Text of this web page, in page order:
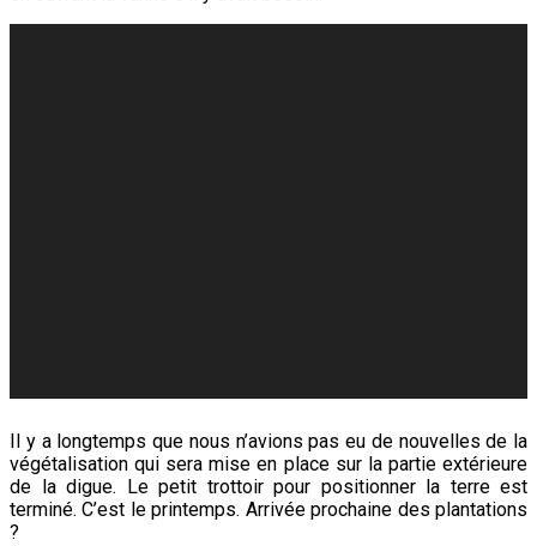
Il y a longtemps que nous n’avions pas eu de nouvelles de la
végétalisation qui sera mise en place sur la partie extérieure
de la digue. Le petit trottoir pour positionner la terre est
terminé. C’est le printemps. Arrivée prochaine des plantations
?